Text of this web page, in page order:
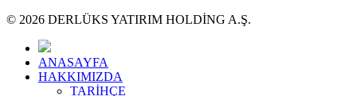
© 2026 DERLÜKS YATIRIM HOLDİNG A.Ş.
ANASAYFA
HAKKIMIZDA
TARİHÇE